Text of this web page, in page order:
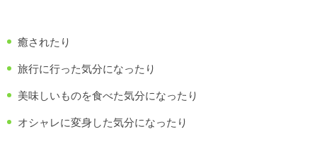
癒されたり
旅行に行った気分になったり
美味しいものを食べた気分になったり
オシャレに変身した気分になったり